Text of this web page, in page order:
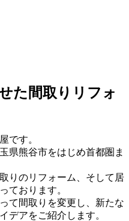
た間取りリフォ
です。
県熊谷市をはじめ首都圏ま
りのリフォーム、そして居
ております。
て間取りを変更し、新たな
デアをご紹介します。